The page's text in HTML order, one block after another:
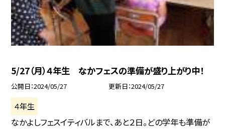
5/27（月）４年生 なかフェスの準備が盛り上がり中！
公開日 2024/05/27 更新日 2024/05/27
４年生
なかよしフェスイティバルまで、あと２日。どの学年も準備が